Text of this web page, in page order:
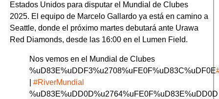
Estados Unidos para disputar el Mundial de Clubes
2025. El equipo de Marcelo Gallardo ya está en camino a
Seattle, donde el próximo martes debutará ante Urawa
Red Diamonds, desde las 16:00 en el Lumen Field.
Nos vemos en el Mundial de Clubes
%uD83E%uDDF3%u2708%uFE0F%uD83C%uDF0E
#RiverMundial
%uD83E%uDD0D%u2764%uFE0F%uD83E%uDD0D